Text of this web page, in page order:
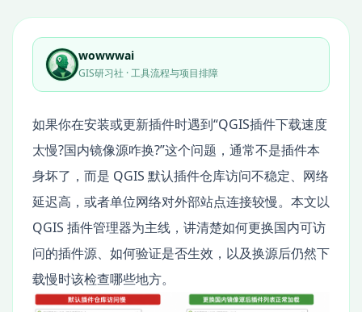
wowwwai
GIS研习社 · 工具流程与项目排障
如果你在安装或更新插件时遇到“QGIS插件下载速度
太慢?国内镜像源咋换?”这个问题，通常不是插件本
身坏了，而是 QGIS 默认插件仓库访问不稳定、网络
延迟高，或者单位网络对外部站点连接较慢。本文以
QGIS 插件管理器为主线，讲清楚如何更换国内可访
问的插件源、如何验证是否生效，以及换源后仍然下
载慢时该检查哪些地方。